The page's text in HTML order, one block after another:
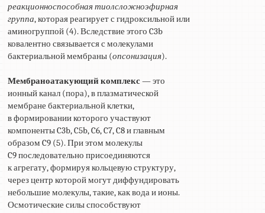
реакционноспособная тиолсложноэфирная
группа, которая реагирует с гидроксильной или
аминогруппой (4). Вследствие этого C3b
ковалентно связывается с молекулами
бактериальной мембраны (опсонизация).
Мембраноатакующий комплекс— это
ионный канал (пора), в плазматической
мембране бактериальной клетки,
в формировании которого участвуют
компоненты C3b, C5b, C6, C7, C8 и главным
образом C9 (5). При этом молекулы
C9 последовательно присоединяются
к агрегату, формируя кольцевую структуру,
через центр которой могут диффундировать
небольшие молекулы, такие, как вода и ионы.
Осмотические силы способствуют